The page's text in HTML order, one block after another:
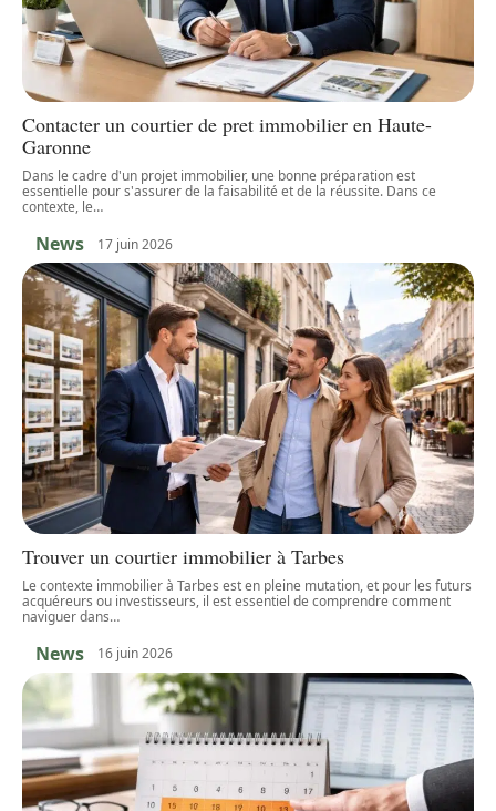
Contacter un courtier de pret immobilier en Haute-
Garonne
Dans le cadre d'un projet immobilier, une bonne préparation est
essentielle pour s'assurer de la faisabilité et de la réussite. Dans ce
contexte, le…
News 17 juin 2026
Trouver un courtier immobilier à Tarbes
Le contexte immobilier à Tarbes est en pleine mutation, et pour les futurs
acquéreurs ou investisseurs, il est essentiel de comprendre comment
naviguer dans…
News 16 juin 2026